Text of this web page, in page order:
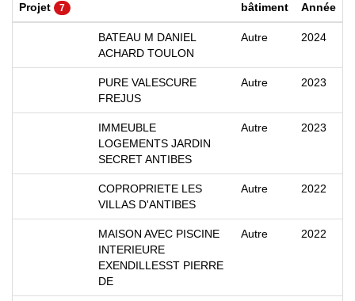
Projet 7
bâtiment
Année
BATEAU M DANIEL
ACHARD TOULON
Autre 2024
PURE VALESCURE
FREJUS
Autre 2023
IMMEUBLE
LOGEMENTS JARDIN
SECRET ANTIBES
Autre 2023
COPROPRIETE LES
VILLAS D'ANTIBES
Autre 2022
MAISON AVEC PISCINE
INTERIEURE
EXENDILLESST PIERRE
DE
Autre 2022